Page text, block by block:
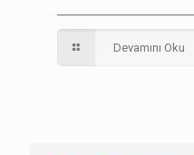
Devamını Oku